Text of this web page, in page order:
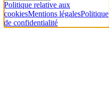
Politique relative aux
cookiesMentions légalesPolitique
de confidentialité